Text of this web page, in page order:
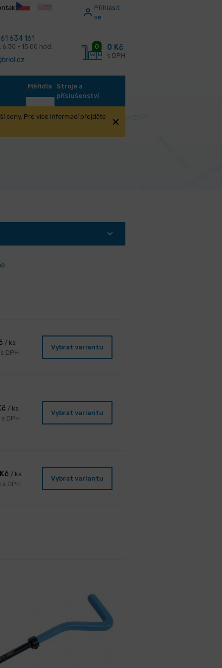
Příhlásit
se
634 161
6:30 - 15:00 hod. 0 0 Kč
s DPH
Měřidla
Stroje a
příslušenství
ceny. Pro více informací přejděte
/ ks
DPH
Vybrat variantu
/ ks
DPH
Vybrat variantu
/ ks
s DPH
Vybrat variantu